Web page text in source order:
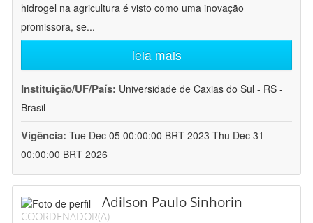
hidrogel na agricultura é visto como uma inovação
promissora, se...
leia mais
Instituição/UF/País: Universidade de Caxias do Sul - RS -
Brasil
Vigência: Tue Dec 05 00:00:00 BRT 2023-Thu Dec 31
00:00:00 BRT 2026
Adilson Paulo Sinhorin
COORDENADOR(A)